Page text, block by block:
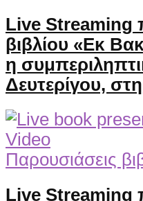
Live Streaming
βιβλίου «Εκ
η
Δευτερίγου,
Video
Παρουσιάσεις
Live Streaming